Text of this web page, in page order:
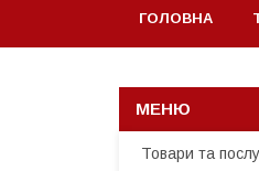
ГОЛОВНА
Товари та